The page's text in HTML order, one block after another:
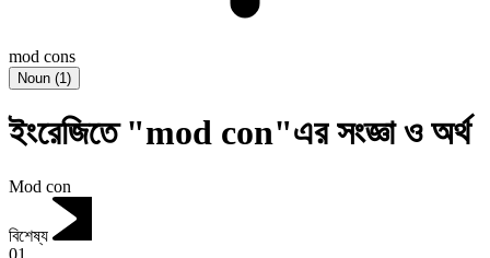
mod cons
Noun (1)
ইংরেজিতে "mod con"এর সংজ্ঞা ও অর্থ
Mod con
বিশেষ্য
01